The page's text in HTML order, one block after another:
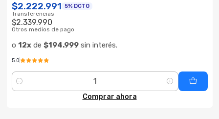
$2.222.991 5% DCTO
Transferencias
$2.339.990
Otros medios de pago
o 12xde $194.999sin interés.
5.0
Cantidad
Comprar ahora